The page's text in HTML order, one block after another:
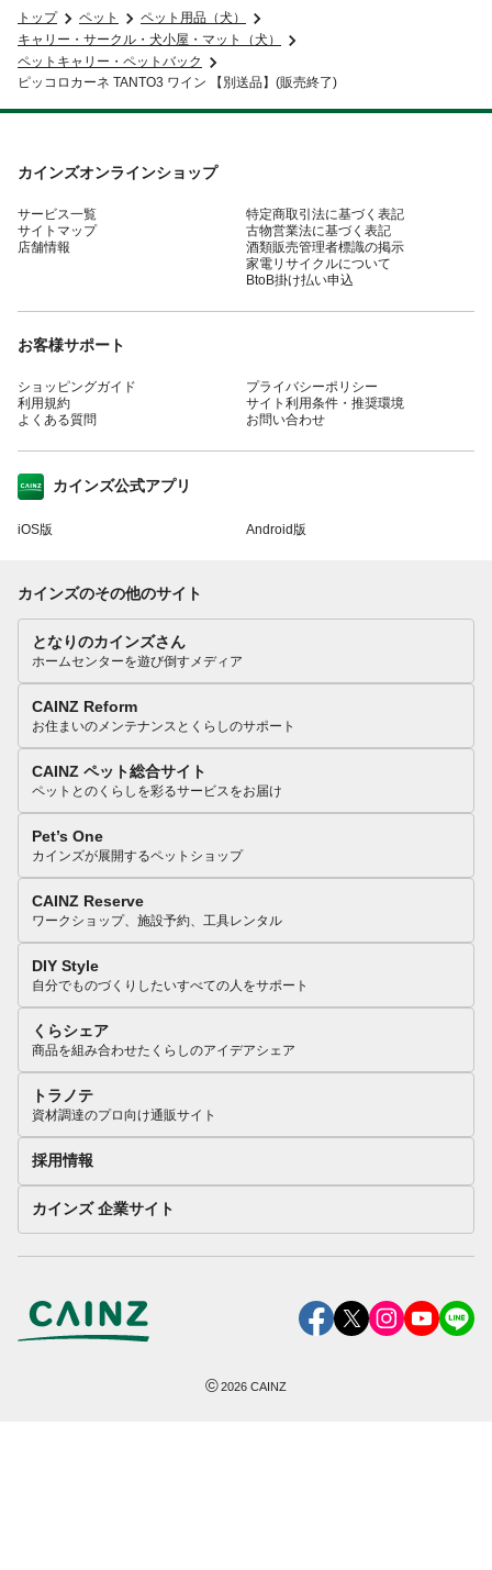
トップ ペット
ペット用品（犬）
キャリー・サークル・犬小屋・マット（犬）
ペットキャリー・ペットバック
ピッコロカーネ TANTO3 ワイン 【別送品】(販売終了)
カインズオンラインショップ
サービス一覧
サイトマップ
店舗情報
特定商取引法に基づく表記
古物営業法に基づく表記
酒類販売管理者標識の掲示
家電リサイクルについて
BtoB掛け払い申込
お客様サポート
ショッピングガイド
利用規約
よくある質問
プライバシーポリシー
サイト利用条件・推奨環境
お問い合わせ
カインズ公式アプリ
iOS版 Android版
カインズのその他のサイト
となりのカインズさん
ホームセンターを遊び倒すメディア
CAINZ Reform
お住まいのメンテナンスとくらしのサポート
CAINZ ペット総合サイト
ペットとのくらしを彩るサービスをお届け
Pet’s One
カインズが展開するペットショップ
CAINZ Reserve
ワークショップ、施設予約、工具レンタル
DIY Style
自分でものづくりしたいすべての人をサポート
くらシェア
商品を組み合わせたくらしのアイデアシェア
トラノテ
資材調達のプロ向け通販サイト
採用情報
カインズ 企業サイト
©2026 CAINZ